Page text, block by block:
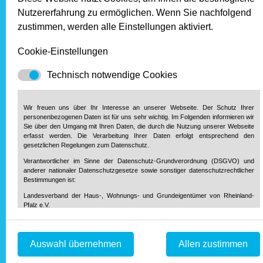
Gebäudemodernisierungsgesetzes ist der zukünftige
Abschnitt „Modernisierung der Wärmeversorgung in
Gebäuden“ mit den neuen §§ 42 bis 46 GModG. Dessen
Inhalt lautet (Stand 13. Mai 2026) wie folgt:
§ 42 GModG-E – Grundsatz
Gebäude oder Gebäudenetz ersetzt und der Eigentümer
entscheidet sich für eine der in Absatz 2 genannten
Optionen oder für eine Kombination daraus, sind die
Maßgaben der §§ 43 bis 47 zu beachten.
(2) Optionen für den Ersatz einer Heizungsanlage sind:
eine Heizungsanlage, die mit Gas, Heizöl oder
Flüssiggas beschickt wird,
eine solarthermische Anlage,
eine Heizungsanlage zur Nutzung von Biomasse oder
Nutzererfahrung zu ermöglichen. Wenn Sie nachfolgend
zustimmen, werden alle Einstellungen aktiviert.
Cookie-Einstellungen
Technisch notwendige Cookies
Wir freuen uns über Ihr Interesse an unserer Webseite. Der Schutz Ihrer
personenbezogenen Daten ist für uns sehr wichtig. Im Folgenden informieren wir
Sie über den Umgang mit Ihren Daten, die durch die Nutzung unserer Webseite
erfasst werden. Die Verarbeitung Ihrer Daten erfolgt entsprechend den
gesetzlichen Regelungen zum Datenschutz.
Verantwortlicher im Sinne der Datenschutz-Grundverordnung (DSGVO) und
anderer nationaler Datenschutzgesetze sowie sonstiger datenschutzrechtlicher
Bestimmungen ist:
Landesverband der Haus-, Wohnungs- und Grundeigentümer von Rheinland-
Pfalz e.V.
Telefon: 0 61 31 / 61 97 20
Telefax: 0 61 31 / 61 98 68
info@hausundgrund-rlp.de
Auswahl übernehmen Allen zustimmen